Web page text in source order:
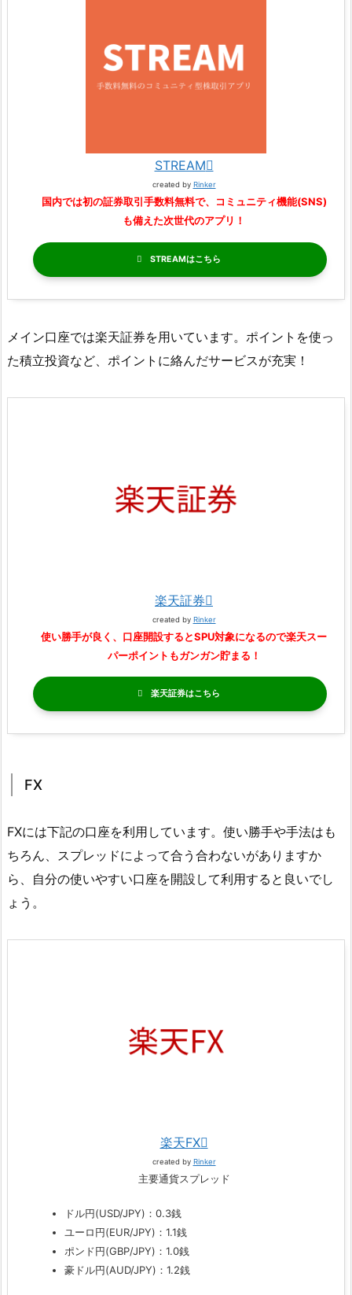
STREAM
created by Rinker
国内では初の証券取引手数料無料で、コミュニティ機能(SNS)
も備えた次世代のアプリ！
STREAM
メイン口座では楽天証券を用いています。ポイントを使っ
た積立投資など、ポイントに絡んだサービスが充実！
楽天証券
created by Rinker
使い勝手が良く、口座開設するとSPU対象になるので楽天スー
パーポイントもガンガン貯まる！
楽天証券
FX
FXには下記の口座を利用しています。使い勝手や手法はも
ちろん、スプレッドによって合う合わないがありますか
ら、自分の使いやすい口座を開設して利用すると良いでし
ょう。
楽天FX
created by Rinker
主要通貨スプレッド
ドル円(USD/JPY)：0.3銭
ユーロ円(EUR/JPY)：1.1銭
ポンド円(GBP/JPY)：1.0銭
豪ドル円(AUD/JPY)：1.2銭